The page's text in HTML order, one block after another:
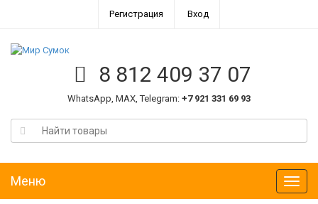
Регистрация Вход
8 812 409 37 07
WhatsApp, MAX, Telegram: +7 921 331 69 93
Меню
Меню